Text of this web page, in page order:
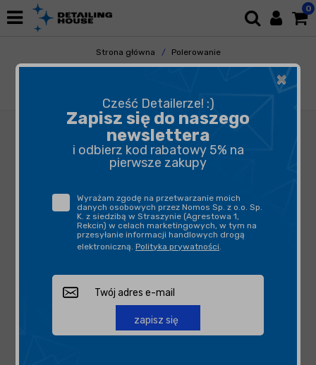
0
Strona główna
Polerowanie
Maszyny Polerskie
Maszyny Rotacyjne
×
Cześć Detailerze! :)
Zapisz się do naszego
newslettera
i odbierz kod rabatowy 5% na
pierwsze zakupy
Wyrażam zgodę na przetwarzanie moich
danych osobowych przez Nomos Sp. z o.o. Sp.
K. z siedzibą w Straszynie (Agrestowa 1,
Rekcin) w celach marketingowych, w tym na
przesyłanie informacji handlowych drogą
elektroniczną. Polityka prywatności.
zapisz się